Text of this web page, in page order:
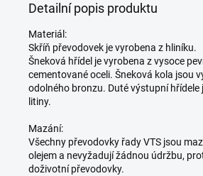
Detailní popis produktu
Materiál:
Skříň převodovek je vyrobena z hliníku.
Šneková hřídel je vyrobena z vysoce
cementované oceli. Šneková kola jsou
odolného bronzu. Duté výstupní hřídele
litiny.
Mazání:
Všechny převodovky řady VTS jsou
olejem a nevyžadují žádnou údržbu,
doživotní převodovky.